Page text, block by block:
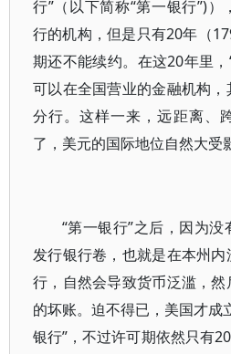
行”（以下简称“第一银行”)
行的机构，但是只有20年（
期还不能续约。在这20年里
可以在全国营业的金融机构
分行。这样一来，远距离、
了，美元的国际地位自然大受
“第一银行”之后，因为
发行银行卷，也就是在本州
行，自然会导致货币泛滥，
的坏账。迫不得已，美国才成
银行”，不过许可期依然只有